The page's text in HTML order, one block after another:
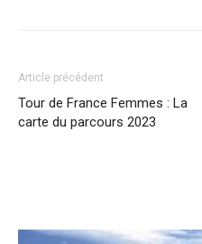
Article précédent
Tour de France Femmes : La
carte du parcours 2023